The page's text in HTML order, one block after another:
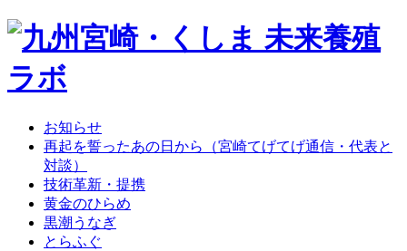
お知らせ
再起を誓ったあの日から
（宮崎てげてげ通信・代表と
対談）
技術革新・提携
黄金のひらめ
黒潮うなぎ
とらふぐ